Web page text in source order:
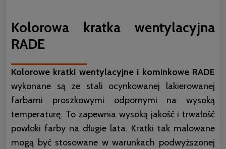
Kolorowa kratka wentylacyjna
RADE
Kolorowe kratki wentylacyjne i kominkowe RADE
wykonane są ze stali ocynkowanej lakierowanej
farbami proszkowymi odpornymi na wysoką
temperaturę. To zapewnia wysoką jakość i trwałość
powłoki farby na długie lata. Kratki tak malowane
mogą być stosowane w warunkach podwyższonej